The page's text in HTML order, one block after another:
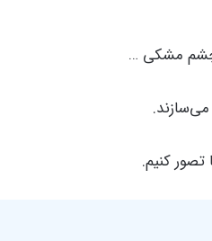
مشکی …
تصور کنیم.